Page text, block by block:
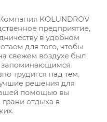
KOLUNDROV
предприятие,
в удобном
для того, чтобы
свежем воздухе был
трудится над тем,
решения для
помощью вы
отдыха в